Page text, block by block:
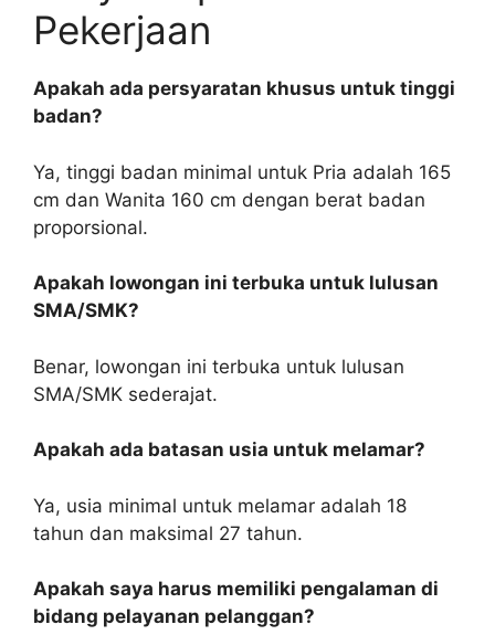
Pekerjaan
Apakah ada persyaratan khusus untuk tinggi
badan?
Ya, tinggi badan minimal untuk Pria adalah 165
cm dan Wanita 160 cm dengan berat badan
proporsional.
Apakah lowongan ini terbuka untuk lulusan
SMA/SMK?
Benar, lowongan ini terbuka untuk lulusan
SMA/SMK sederajat.
Apakah ada batasan usia untuk melamar?
Ya, usia minimal untuk melamar adalah 18
tahun dan maksimal 27 tahun.
Apakah saya harus memiliki pengalaman di
bidang pelayanan pelanggan?